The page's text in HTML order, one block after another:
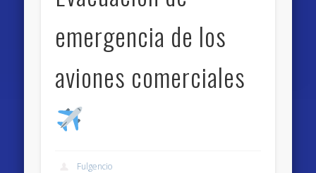
emergencia de los
aviones comerciales
Fulgencio